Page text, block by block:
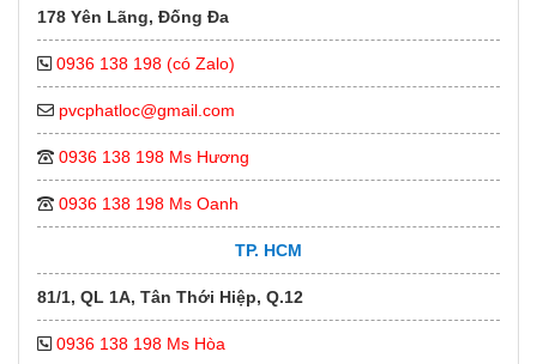
178 Yên Lãng, Đống Đa
0936 138 198 (có Zalo)
pvcphatloc@gmail.com
0936 138 198 Ms Hương
0936 138 198 Ms Oanh
TP. HCM
81/1, QL 1A, Tân Thới Hiệp, Q.12
0936 138 198 Ms Hòa